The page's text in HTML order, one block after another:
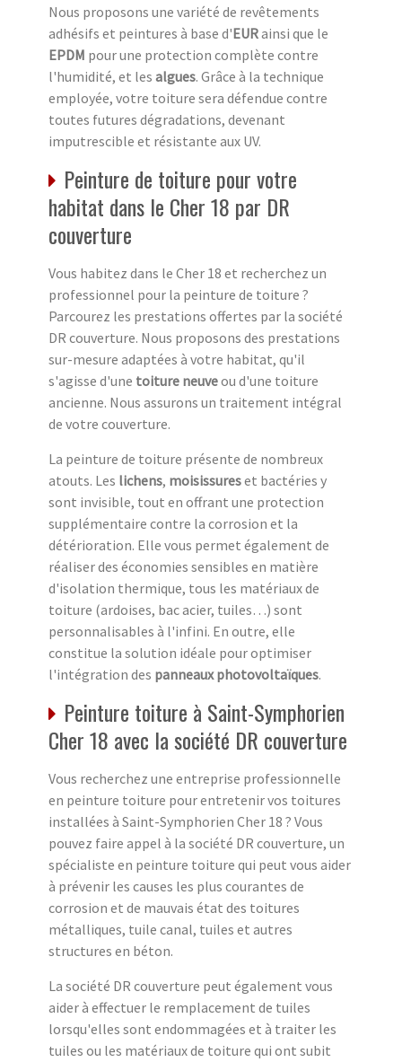
Nous proposons une variété de revêtements
adhésifs et peintures à base d'EURainsi que le
EPDM pour une protection complète contre
l'humidité, et les algues. Grâce à la technique
employée, votre toiture sera défendue contre
toutes futures dégradations, devenant
imputrescible et résistante aux UV.
Peinture de toiture pour votre
habitat dans le Cher 18 par DR
couverture
Vous habitez dans le Cher 18 et recherchez un
professionnel pour la peinture de toiture ?
Parcourez les prestations offertes par la société
DR couverture. Nous proposons des prestations
sur-mesure adaptées à votre habitat, qu'il
s'agisse d'une toiture neuveou d'une toiture
ancienne. Nous assurons un traitement intégral
de votre couverture.
La peinture de toiture présente de nombreux
atouts. Les lichens, moisissureset bactéries y
sont invisible, tout en offrant une protection
supplémentaire contre la corrosion et la
détérioration. Elle vous permet également de
réaliser des économies sensibles en matière
d'isolation thermique, tous les matériaux de
toiture (ardoises, bac acier, tuiles…) sont
personnalisables à l'infini. En outre, elle
constitue la solution idéale pour optimiser
l'intégration des panneaux photovoltaïques.
Peinture toiture à Saint-Symphorien
Cher 18 avec la société DR couverture
Vous recherchez une entreprise professionnelle
en peinture toiture pour entretenir vos toitures
installées à Saint-Symphorien Cher 18 ? Vous
pouvez faire appel à la société DR couverture, un
spécialiste en peinture toiture qui peut vous aider
à prévenir les causes les plus courantes de
corrosion et de mauvais état des toitures
métalliques, tuile canal, tuiles et autres
structures en béton.
La société DR couverture peut également vous
aider à effectuer le remplacement de tuiles
lorsqu'elles sont endommagées et à traiter les
tuiles ou les matériaux de toiture qui ont subit